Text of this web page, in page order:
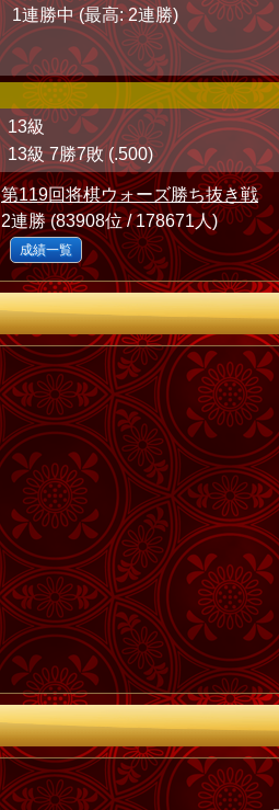
1連勝中 (最高: 2連勝)
13級
13級 7勝7敗 (.500)
第119回将棋ウォーズ勝ち抜き戦
2連勝 (83908位 / 178671人)
成績一覧